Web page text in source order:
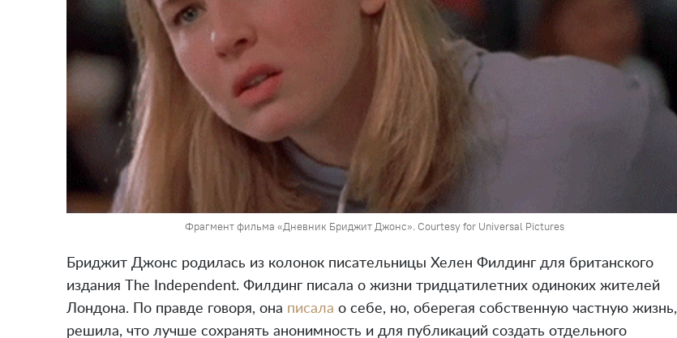
Фрагмент фильма «Дневник Бриджит Джонс». Courtesy for Universal Pictures
Бриджит Джонс родилась из колонок писательницы Хелен Филдинг для британского
издания The Independent. Филдинг писала о жизни тридцатилетних одиноких жителей
Лондона. По правде говоря, она писала о себе, но, оберегая собственную частную жизнь,
решила, что лучше сохранять анонимность и для публикаций создать отдельного